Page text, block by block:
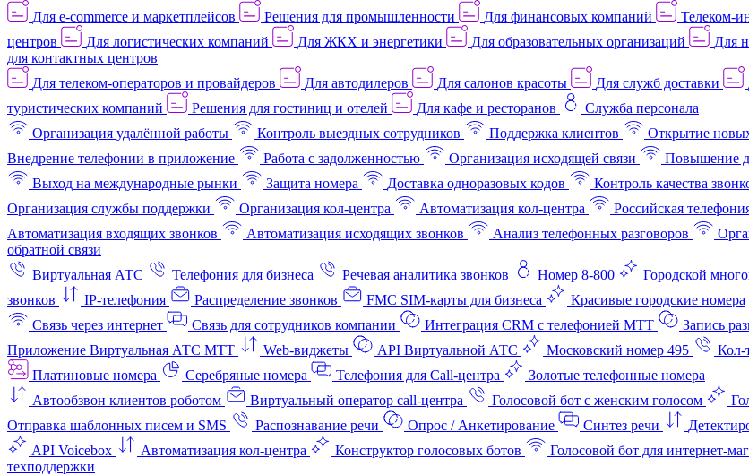
Для e-commerce и маркетплейсов
Решения для промышленности Для финансовых компаний Телеком-
центров
Для логистических компаний Для ЖКХ и энергетики Для образовательных организаций Для
для контактных центров
Для телеком-операторов и провайдеров
Для автодилеров Для салонов красоты Для служб доставки
туристических компаний
Решения для гостиниц и отелей Для кафе и ресторанов
Служба персонала
Организация удалённой работы
Контроль выездных сотрудников Поддержка клиентов Открытие
Внедрение телефонии в приложение
Работа с задолженностью Организация исходящей связи Повышение
Выход на международные рынки
Защита номера Доставка одноразовых кодов Контроль качества
Организация службы поддержки
Организация кол-центра Автоматизация кол-центра Российская
Автоматизация входящих звонков
Автоматизация исходящих звонков Анализ телефонных разговоров
обратной связи
Виртуальная АТС
Телефония для бизнеса Речевая аналитика звонков Номер 8-800 Городской
звонков
IP-телефония Распределение звонков FMC SIM-карты для бизнеса
Красивые городские номера
Связь через интернет
Связь для сотрудников компании Интеграция CRM с телефонией МТТ Запись
Приложение Виртуальная АТС МТТ
Web-виджеты API Виртуальной АТС Московский номер 495 Кол-
Платиновые номера
Серебряные номера Телефония для Call-центра
Золотые телефонные номера
Автообзвон клиентов роботом
Виртуальный оператор call-центра Голосовой бот с женским голосом
Отправка шаблонных писем и SMS
Распознавание речи Опрос / Анкетирование Синтез речи
API Voicebox
Автоматизация кол‑центра Конструктор голосовых ботов Голосовой бот для
техподдержки